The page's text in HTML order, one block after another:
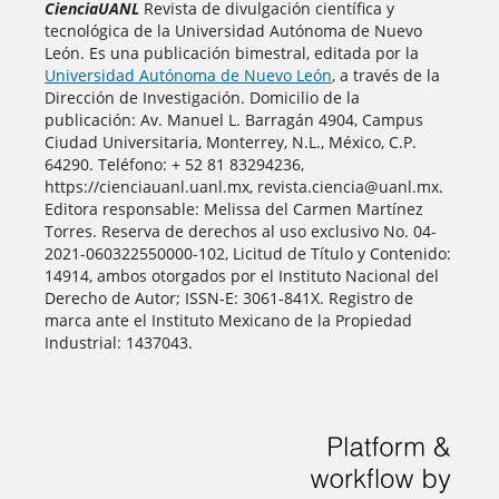
CienciaUANLRevista de divulgación científica y
tecnológica de la Universidad Autónoma de Nuevo
León. Es una publicación bimestral, editada por la
Universidad Autónoma de Nuevo León, a través de la
Dirección de Investigación. Domicilio de la
publicación: Av. Manuel L. Barragán 4904, Campus
Ciudad Universitaria, Monterrey, N.L., México, C.P.
64290. Teléfono: + 52 81 83294236,
https://cienciauanl.uanl.mx, revista.ciencia@uanl.mx.
Editora responsable: Melissa del Carmen Martínez
Torres. Reserva de derechos al uso exclusivo No. 04-
2021-060322550000-102, Licitud de Título y Contenido:
14914, ambos otorgados por el Instituto Nacional del
Derecho de Autor; ISSN-E: 3061-841X. Registro de
marca ante el Instituto Mexicano de la Propiedad
Industrial: 1437043.